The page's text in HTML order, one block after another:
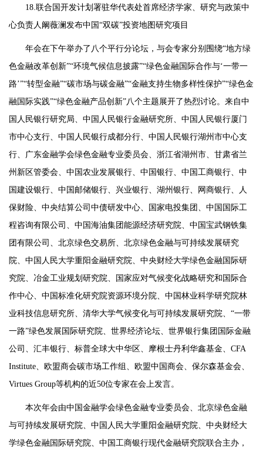
18.联合国开发计划署驻华代表处首席经济学家、研究与政策中
心负责人阚薇澜发布中国“双碳”投资地图研究项目
年会在下午举办了八个平行分论坛，与会专家分别围绕“地方绿
色金融改革创新”“环境气候信息披露”“绿色金融国际合作与‘一带一
路’”“转型金融”“碳市场与碳金融”“金融支持生物多样性保护”“绿色金
融国际实践”“绿色金融产品创新”八个主题展开了热烈讨论。来自中
国人民银行研究局、中国人民银行金融研究所、中国人民银行厦门
市中心支行、中国人民银行成都分行、中国人民银行湖州市中心支
行、广东金融学会绿色金融专业委员会、浙江省湖州市、甘肃省兰
州新区管委会、中国农业发展银行、中国银行、中国工商银行、中
国建设银行、中国邮储银行、兴业银行、湖州银行、网商银行、人
保财险、中央结算公司中债研发中心、国家电投集团、中国国际工
程咨询有限公司、中国海油集团能源经济研究院、中国宝武钢铁集
团有限公司、北京绿色交易所、北京绿色金融与可持续发展研究
院、中国人民大学重阳金融研究院、中央财经大学绿色金融国际研
究院、冶金工业规划研究院、国家应对气候变化战略研究和国际合
作中心、中国标准化研究院资源环境分院、中国林业科学研究院林
业科技信息研究所、清华大学气候变化与可持续发展研究院、“一带
一路”绿色发展国际研究院、世界经济论坛、世界银行集团国际金融
公司、汇丰银行、标普全球大中华区、摩根士丹利华鑫基金、CFA
Institute、欧盟商会碳市场工作组、欧盟中国商会、保尔森基金会、
Virtues Group等机构的近50位专家在会上发言。
本次年会由中国金融学会绿色金融专业委员会、北京绿色金融
与可持续发展研究院、中国人民大学重阳金融研究院、中央财经大
学绿色金融国际研究院、中国工商银行现代金融研究院联合主办，